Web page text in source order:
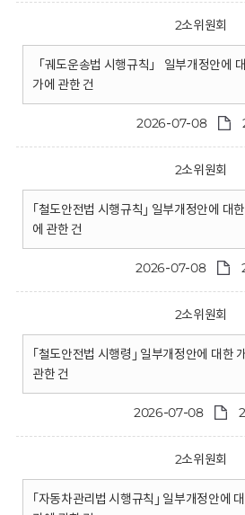
2소위원회
「궤도운송법 시행규칙」 일부개정안에
가에 관한 건
2026-07-08
2소위원회
｢철도안전법 시행규칙｣ 일부개정안에 대
에 관한 건
2026-07-08
2소위원회
｢철도안전법 시행령｣ 일부개정안에 대한
관한 건
2026-07-08
2소위원회
｢자동차관리법 시행규칙｣ 일부개정안에